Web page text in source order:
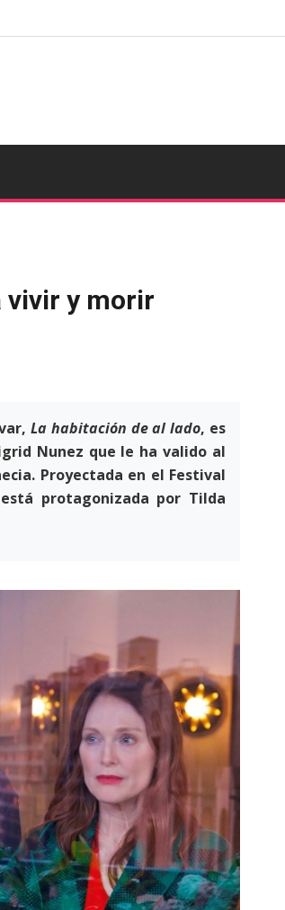
vivir y morir
La habitación de al lado, es
Nunez que le ha valido al
Proyectada en el Festival
protagonizada por Tilda